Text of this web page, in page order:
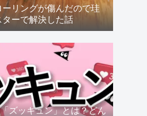
リングが傷んだので珪
ーで解決した話
ズッキュン」とは？どん